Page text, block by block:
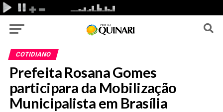
COTIDIANO
Prefeita Rosana Gomes
participara da Mobilização
Municipalista em Brasília